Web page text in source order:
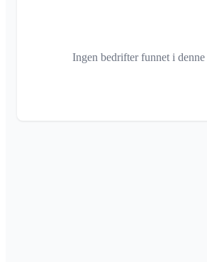
Ingen bedrifter funnet i denne